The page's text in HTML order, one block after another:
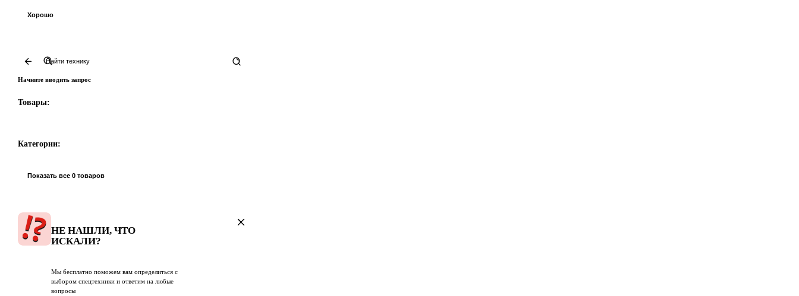
Хорошо
Начните вводить запрос
Товары:
Категории:
Показать все 0 товаров
НЕ НАШЛИ, ЧТО
ИСКАЛИ?
Мы бесплатно поможем вам определиться с
выбором спецтехники и ответим на любые
вопросы